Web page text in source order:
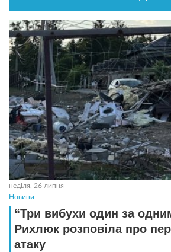
неділя, 26 липня
Новини
“Три вибухи один за
Рихлюк розповіла про
атаку